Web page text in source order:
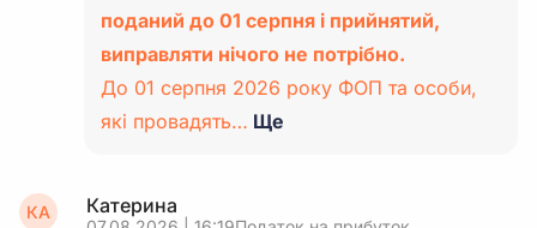
поданий до 01 серпня і прийнятий,
виправляти нічого не потрібно.
До 01 серпня 2026 року ФОП та особи,
які провадять… Ще
КА Катерина